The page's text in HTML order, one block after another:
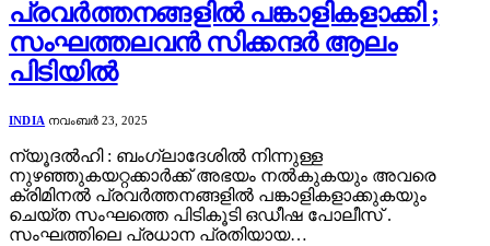
പ്രവർത്തനങ്ങളിൽ പങ്കാളികളാക്കി ;
സംഘത്തലവൻ സിക്കന്ദർ ആലം
പിടിയിൽ
INDIA നവംബർ 23, 2025
ന്യൂദൽഹി : ബംഗ്ലാദേശിൽ നിന്നുള്ള
നുഴഞ്ഞുകയറ്റക്കാർക്ക് അഭയം നൽകുകയും അവരെ
ക്രിമിനൽ പ്രവർത്തനങ്ങളിൽ പങ്കാളികളാക്കുകയും
ചെയ്ത സംഘത്തെ പിടികൂടി ഒഡീഷ പോലീസ് .
സംഘത്തിലെ പ്രധാന പ്രതിയായ…